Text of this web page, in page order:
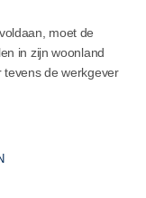
moet de
in zijn woonland
tevens de werkgever